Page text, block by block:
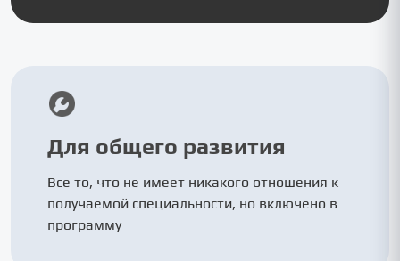
Для общего развития
Все то, что не имеет никакого отношения к
получаемой специальности, но включено в
программу